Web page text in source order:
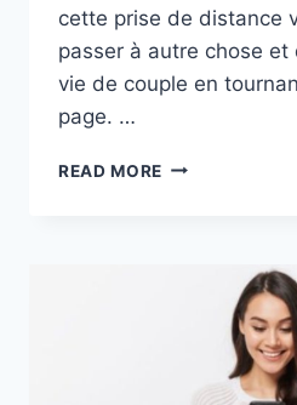
cette prise de distance
passer à autre chose
vie de couple en
page. …
READ MORE EFFET
HOMMES:
S’ATTENDRE